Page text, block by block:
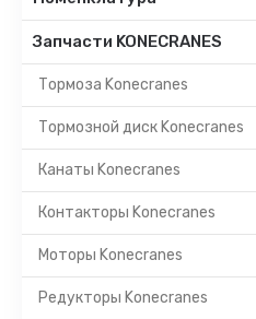
Запчасти KONECRANES
Тормоза Konecranes
Тормозной диск Konecranes
Канаты Konecranes
Контакторы Konecranes
Моторы Konecranes
Редукторы Konecranes